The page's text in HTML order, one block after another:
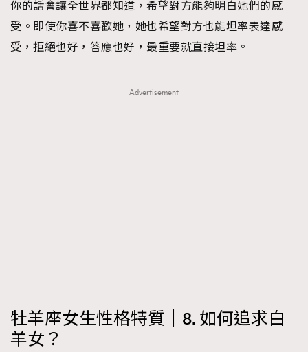
你的話會讓全世界都知道，希望對方能夠明白她們的感
受。即使你喜不喜歡她，她也希望對方也能坦率表達感
受，拒絕也好，答應也好，最重要就直接坦率。
Advertisement
牡羊座女生性格特質｜8. 如何追求白
羊女？